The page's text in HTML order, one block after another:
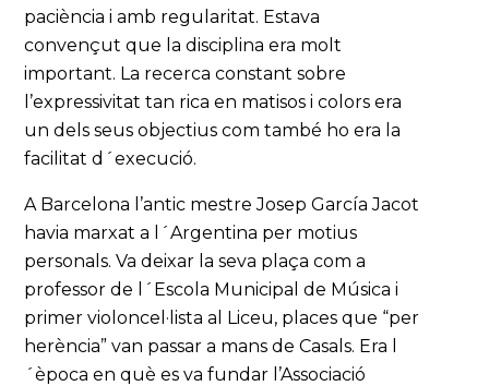
paciència i amb regularitat. Estava
convençut que la disciplina era molt
important. La recerca constant sobre
l’expressivitat tan rica en matisos i colors era
un dels seus objectius com també ho era la
facilitat d´execució.
A Barcelona l’antic mestre Josep García Jacot
havia marxat a l´Argentina per motius
personals. Va deixar la seva plaça com a
professor de l´Escola Municipal de Música i
primer violoncel·lista al Liceu, places que “per
herència” van passar a mans de Casals. Era l
´època en què es va fundar l’Associació